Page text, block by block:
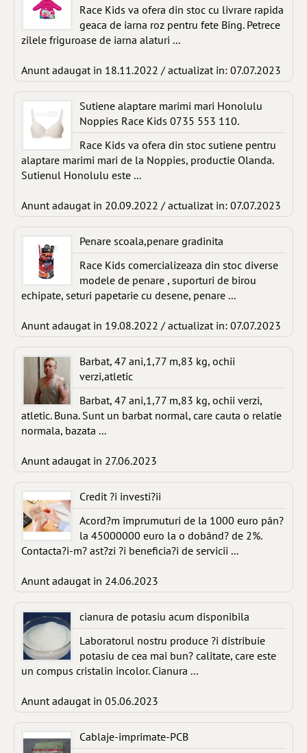
Race Kids va ofera din stoc cu livrare rapida
geaca de iarna roz pentru fete Bing. Petrece
zilele friguroase de iarna alaturi ...
Anunt adaugat in 18.11.2022 / actualizat in: 07.07.2023
Sutiene alaptare marimi mari Honolulu
Noppies Race Kids 0735 553 110.
Race Kids va ofera din stoc sutiene pentru
alaptare marimi mari de la Noppies, productie Olanda.
Sutienul Honolulu este ...
Anunt adaugat in 20.09.2022 / actualizat in: 07.07.2023
Penare scoala,penare gradinita
Race Kids comercializeaza din stoc diverse
modele de penare , suporturi de birou
echipate, seturi papetarie cu desene, penare ...
Anunt adaugat in 19.08.2022 / actualizat in: 07.07.2023
Barbat, 47 ani,1,77 m,83 kg, ochii
verzi,atletic
Barbat, 47 ani,1,77 m,83 kg, ochii verzi,
atletic. Buna. Sunt un barbat normal, care cauta o relatie
normala, bazata ...
Anunt adaugat in 27.06.2023
Credit ?i investi?ii
Acord?m împrumuturi de la 1000 euro pân?
la 45000000 euro la o dobând? de 2%.
Contacta?i-m? ast?zi ?i beneficia?i de servicii ...
Anunt adaugat in 24.06.2023
cianura de potasiu acum disponibila
Laboratorul nostru produce ?i distribuie
potasiu de cea mai bun? calitate, care este
un compus cristalin incolor. Cianura ...
Anunt adaugat in 05.06.2023
Cablaje-imprimate-PCB